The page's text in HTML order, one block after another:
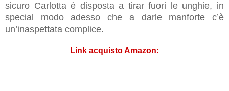
sicuro Carlotta è disposta a tirar fuori le unghie, in
special modo adesso che a darle manforte c’è
un’inaspettata complice.
Link acquisto Amazon: